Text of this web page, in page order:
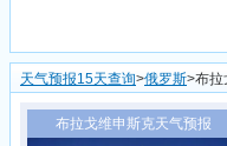
天气预报15天查询>俄罗斯>布拉
布拉戈维申斯克天气预报